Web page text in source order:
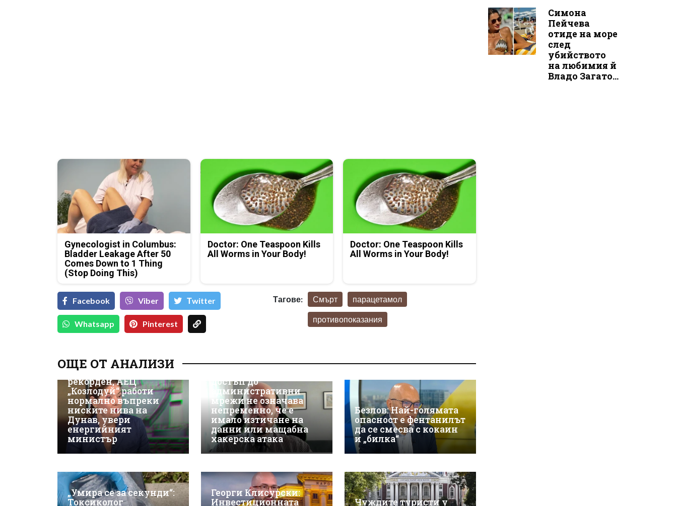
Gynecologist in Columbus:
Bladder Leakage After 50
Comes Down to 1 Thing
(Stop Doing This)
Doctor: One Teaspoon Kills
All Worms in Your Body!
Doctor: One Teaspoon Kills
All Worms in Your Body!
Facebook Viber Тwitter
Whatsapp Pinterest
Тагове: Смърт парацетамол
противопоказания
ОЩЕ ОТ АНАЛИЗИ
Износът на ток е
рекорден, АЕЦ
„Козлодуй“ работи
нормално въпреки
ниските нива на
Дунав, увери
енергийният
министър
киберсигурност:
достъп до
административни
мрежи не означава
непременно, че е
имало изтичане на
данни или мащабна
хакерска атака
Безлов: Най-голямата
опасност е фентанилът
да се смесва с кокаин
и „билка“
„Умира се за секунди“:
Токсиколог
Георги Клисурски:
Инвестиционната
Чуждите туристи у
Симона
Пейчева
отиде на море
след
убийството
на любимия й
Владо Загато...